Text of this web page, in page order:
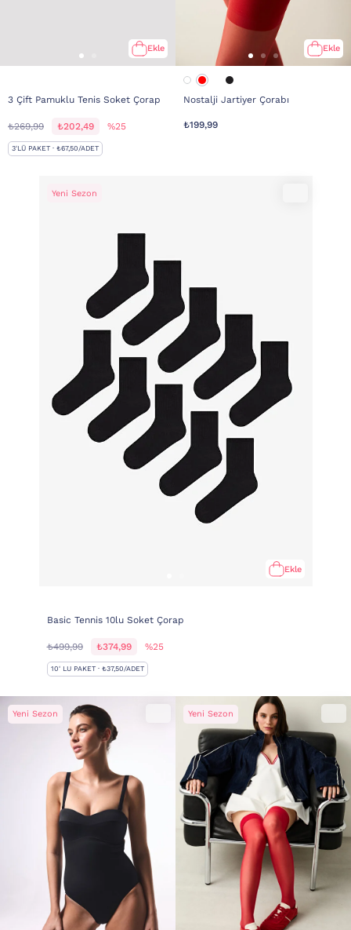
Ekle
3 Çift Pamuklu Tenis Soket Çorap
₺269,99 ₺202,49 %25
3'LÜ PAKET · ₺67,50/ADET
Ekle
Nostalji Jartiyer Çorabı
₺199,99
Yeni Sezon
Ekle
Basic Tennis 10lu Soket Çorap
₺499,99 ₺374,99 %25
10' LU PAKET · ₺37,50/ADET
Yeni Sezon Yeni Sezon